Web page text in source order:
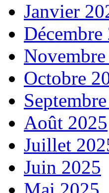
Janvier
Décembre
Octobre
Août 2025
Juillet
Juin 2025